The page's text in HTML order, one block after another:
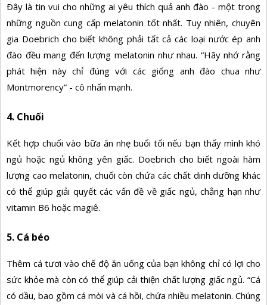
Ðây là tin vui cho những ai yêu thích quả anh đào - một trong
những nguồn cung cấp melatonin tốt nhất. Tuy nhiên, chuyên
gia Doebrich cho biết không phải tất cả các loại nước ép anh
đào đều mang đến lượng melatonin như nhau. “Hãy nhớ rằng
phát hiện này chỉ đúng với các giống anh đào chua như
Montmorency” - cô nhấn mạnh.
4. Chuối
Kết hợp chuối vào bữa ăn nhẹ buổi tối nếu bạn thấy mình khó
ngủ hoặc ngủ không yên giấc. Doebrich cho biết ngoài hàm
lượng cao melatonin, chuối còn chứa các chất dinh dưỡng khác
có thể giúp giải quyết các vấn đề về giấc ngủ, chẳng hạn như
vitamin B6 hoặc magiê.
5. Cá béo
Thêm cá tươi vào chế độ ăn uống của bạn không chỉ có lợi cho
sức khỏe mà còn có thể giúp cải thiện chất lượng giấc ngủ. “Cá
có dầu, bao gồm cá mòi và cá hồi, chứa nhiều melatonin. Chúng